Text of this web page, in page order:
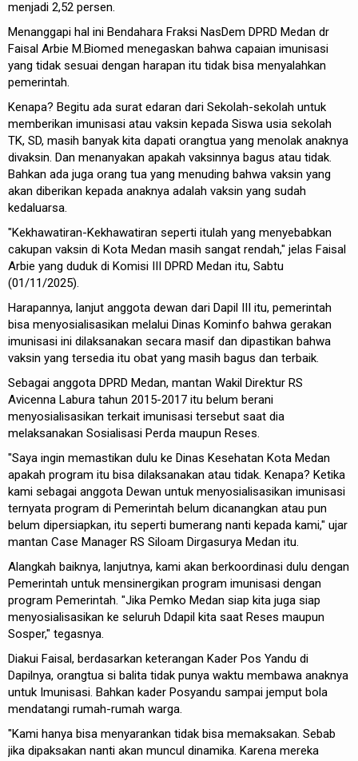
menjadi 2,52 persen.
Menanggapi hal ini Bendahara Fraksi NasDem DPRD Medan dr
Faisal Arbie M.Biomed menegaskan bahwa capaian imunisasi
yang tidak sesuai dengan harapan itu tidak bisa menyalahkan
pemerintah.
Kenapa? Begitu ada surat edaran dari Sekolah-sekolah untuk
memberikan imunisasi atau vaksin kepada Siswa usia sekolah
TK, SD, masih banyak kita dapati orangtua yang menolak anaknya
divaksin. Dan menanyakan apakah vaksinnya bagus atau tidak.
Bahkan ada juga orang tua yang menuding bahwa vaksin yang
akan diberikan kepada anaknya adalah vaksin yang sudah
kedaluarsa.
"Kekhawatiran-Kekhawatiran seperti itulah yang menyebabkan
cakupan vaksin di Kota Medan masih sangat rendah," jelas Faisal
Arbie yang duduk di Komisi III DPRD Medan itu, Sabtu
(01/11/2025).
Harapannya, lanjut anggota dewan dari Dapil III itu, pemerintah
bisa menyosialisasikan melalui Dinas Kominfo bahwa gerakan
imunisasi ini dilaksanakan secara masif dan dipastikan bahwa
vaksin yang tersedia itu obat yang masih bagus dan terbaik.
Sebagai anggota DPRD Medan, mantan Wakil Direktur RS
Avicenna Labura tahun 2015-2017 itu belum berani
menyosialisasikan terkait imunisasi tersebut saat dia
melaksanakan Sosialisasi Perda maupun Reses.
"Saya ingin memastikan dulu ke Dinas Kesehatan Kota Medan
apakah program itu bisa dilaksanakan atau tidak. Kenapa? Ketika
kami sebagai anggota Dewan untuk menyosialisasikan imunisasi
ternyata program di Pemerintah belum dicanangkan atau pun
belum dipersiapkan, itu seperti bumerang nanti kepada kami," ujar
mantan Case Manager RS Siloam Dirgasurya Medan itu.
Alangkah baiknya, lanjutnya, kami akan berkoordinasi dulu dengan
Pemerintah untuk mensinergikan program imunisasi dengan
program Pemerintah. "Jika Pemko Medan siap kita juga siap
menyosialisasikan ke seluruh Ddapil kita saat Reses maupun
Sosper," tegasnya.
Diakui Faisal, berdasarkan keterangan Kader Pos Yandu di
Dapilnya, orangtua si balita tidak punya waktu membawa anaknya
untuk Imunisasi. Bahkan kader Posyandu sampai jemput bola
mendatangi rumah-rumah warga.
"Kami hanya bisa menyarankan tidak bisa memaksakan. Sebab
jika dipaksakan nanti akan muncul dinamika. Karena mereka